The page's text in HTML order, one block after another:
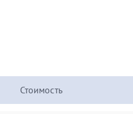
Стоимость